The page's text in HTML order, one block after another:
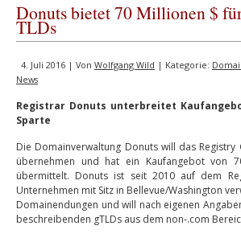
Donuts bietet 70 Millionen $
TLDs
4. Juli 2016 | Von Wolfgang Wild | Kategorie:
News
Registrar Donuts unterbreitet
Sparte
Die Domainverwaltung Donuts will das Registry
übernehmen und hat ein Kaufangebot von
übermittelt. Donuts ist seit 2010 auf dem
Unternehmen mit Sitz in Bellevue/Washington
Domainendungen und will nach eigenen
beschreibenden gTLDs aus dem non-.com